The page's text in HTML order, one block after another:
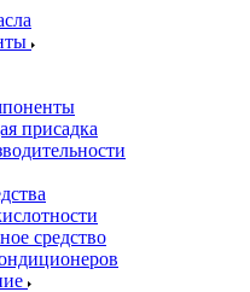
присадка
средство